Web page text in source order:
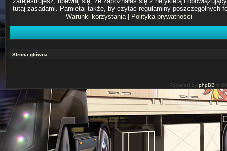
tutaj zasadami. Pamiętaj także, by czytać regulaminy poszczególnych
Warunki korzystania| Polityka prywatności
Strona główna
Powered by phpBB ©